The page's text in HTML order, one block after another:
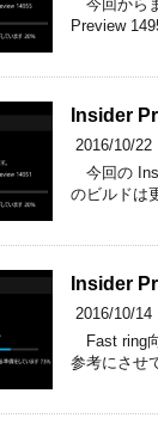
今回から
Preview
Insider
2016/10/22
今回の
のビルドは
Insider
2016/10/14
Fast ring
参考にさせ